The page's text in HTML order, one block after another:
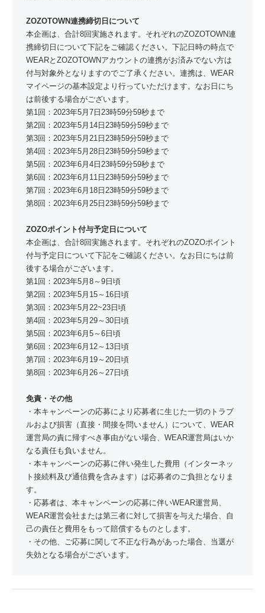
ZOZOTOWN連携締切日について
本企画は、合計8回実施されます。それぞれのZOZOTOWN連
携締切日について下記をご確認ください。下記日時の時点で
WEARとZOZOTOWNアカウントの連携がお済みでない方は
付与対象外となりますのでご了承ください。連携は、WEAR
マイページの基本設定より行っていただけます。なお日にち
は前後する場合がございます。
第1回：2023年5月7日23時59分59秒まで
第2回：2023年5月14日23時59分59秒まで
第3回：2023年5月21日23時59分59秒まで
第4回：2023年5月28日23時59分59秒まで
第5回：2023年6月4日23時59分59秒まで
第6回：2023年6月11日23時59分59秒まで
第7回：2023年6月18日23時59分59秒まで
第8回：2023年6月25日23時59分59秒まで
ZOZOポイント付与予定日について
本企画は、合計8回実施されます。それぞれのZOZOポイント
付与予定日について下記をご確認ください。なお日にちは前
後する場合がございます。
第1回：2023年5月8～9日頃
第2回：2023年5月15～16日頃
第3回：2023年5月22~23日頃
第4回：2023年5月29～30日頃
第5回：2023年6月5～6日頃
第6回：2023年6月12～13日頃
第7回：2023年6月19～20日頃
第8回：2023年6月26～27日頃
免責・その他
・本キャンペーンの応募により応募者に生じた一切のトラブ
ルおよび損害（直接・間接を問いません）について、WEAR
運営局の責に帰すべき事由がない場合、WEAR運営局はいか
なる責任も負いません。
・本キャンペーンの応募に伴い発生した費用（インターネッ
ト接続料及び通信費を含みます）は応募者のご負担となりま
す。
・応募者は、本キャンペーンの応募に伴いWEAR運営局、
WEAR運営会社または第三者に対して損害を与えた場合、自
己の責任と費用をもって賠償するものとします。
・その他、ご応募に関して不正な行為があった場合、当選が
失効となる場合がございます。